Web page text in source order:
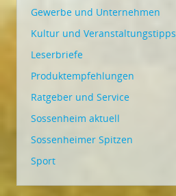
Gewerbe und Unternehmen
Kultur und Veranstaltungstipps
Leserbriefe
Produktempfehlungen
Ratgeber und Service
Sossenheim aktuell
Sossenheimer Spitzen
Sport